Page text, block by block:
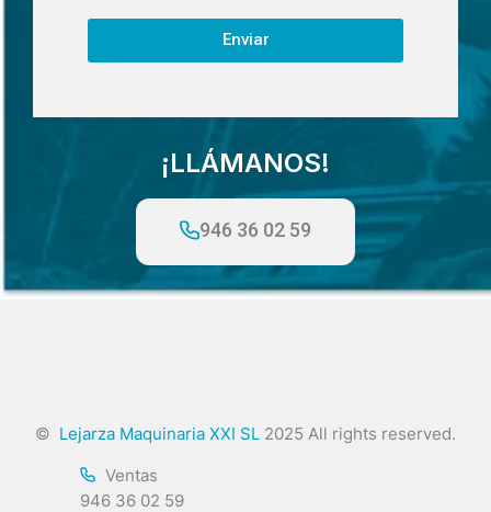
Enviar
¡LLÁMANOS!
946 36 02 59
© Lejarza Maquinaria XXI SL 2025 All rights reserved.
Ventas
946 36 02 59